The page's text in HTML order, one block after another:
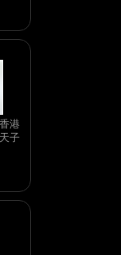
港
子